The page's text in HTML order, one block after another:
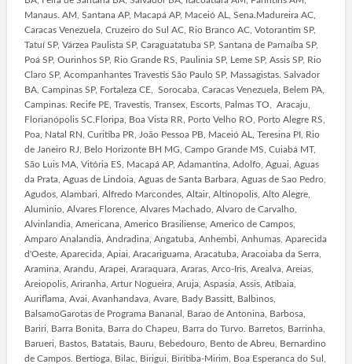
Manaus. AM, Santana AP, Macapá AP, Maceió AL, Sena.Madureira AC,
Caracas Venezuela, Cruzeiro do Sul AC, Rio Branco AC, Votorantim SP,
Tatuí SP, Várzea Paulista SP, Caraguatatuba SP, Santana de Parnaíba SP,
Poá SP, Ourinhos SP, Rio Grande RS, Paulinia SP, Leme SP, Assis SP, Rio
Claro SP, Acompanhantes Travestis São Paulo SP, Massagistas. Salvador
BA, Campinas SP, Fortaleza CE, Sorocaba, Caracas Venezuela, Belem PA,
Campinas. Recife PE, Travestis, Transex, Escorts, Palmas TO, Aracaju,
Florianópolis SC.Floripa, Boa Vista RR, Porto Velho RO, Porto Alegre RS,
Poa, Natal RN, Curitiba PR, João Pessoa PB, Maceió AL, Teresina PI, Rio
de Janeiro RJ, Belo Horizonte BH MG, Campo Grande MS, Cuiabá MT,
São Luis MA, Vitória ES, Macapá AP, Adamantina, Adolfo, Aguai, Aguas
da Prata, Aguas de Lindoia, Aguas de Santa Barbara, Aguas de Sao Pedro,
Agudos, Alambari, Alfredo Marcondes, Altair, Altinopolis, Alto Alegre,
Aluminio, Alvares Florence, Alvares Machado, Alvaro de Carvalho,
Alvinlandia, Americana, Americo Brasiliense, Americo de Campos,
Amparo Analandia, Andradina, Angatuba, Anhembi, Anhumas, Aparecida
d'Oeste, Aparecida, Apiai, Aracariguama, Aracatuba, Aracoiaba da Serra,
Aramina, Arandu, Arapei, Araraquara, Araras, Arco-Iris, Arealva, Areias,
Areiopolis, Ariranha, Artur Nogueira, Aruja, Aspasia, Assis, Atibaia,
Auriflama, Avai, Avanhandava, Avare, Bady Bassitt, Balbinos,
BalsamoGarotas de Programa Bananal, Barao de Antonina, Barbosa,
Bariri, Barra Bonita, Barra do Chapeu, Barra do Turvo. Barretos, Barrinha,
Barueri, Bastos, Batatais, Bauru, Bebedouro, Bento de Abreu, Bernardino
de Campos. Bertioga, Bilac, Birigui, Biritiba-Mirim, Boa Esperanca do Sul,